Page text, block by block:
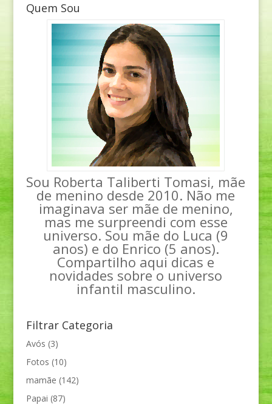
Quem Sou
Sou Roberta Taliberti Tomasi, mãe
de menino desde 2010. Não me
imaginava ser mãe de menino,
mas me surpreendi com esse
universo. Sou mãe do Luca (9
anos) e do Enrico (5 anos).
Compartilho aqui dicas e
novidades sobre o universo
infantil masculino.
Filtrar Categoria
Avós (3)
Fotos (10)
mamãe (142)
Papai (87)